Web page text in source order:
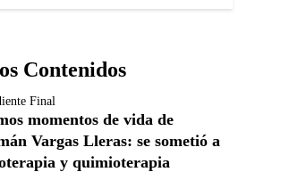
Contenidos
Final
momentos de vida de
Vargas Lleras: se sometió a
y quimioterapia